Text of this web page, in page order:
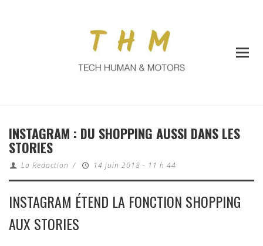
INSTAGRAM : DU SHOPPING AUSSI DANS LES
STORIES
La Redaction / 14 juin 2018 - 11 h 44
INSTAGRAM ÉTEND LA FONCTION SHOPPING
AUX STORIES